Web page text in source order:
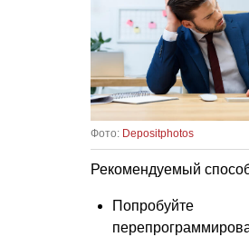
Фото: Depositphotos
Рекомендуемый
Попробуйте